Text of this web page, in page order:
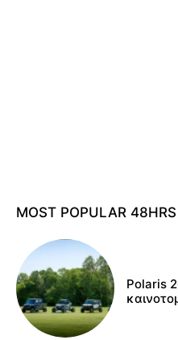
MOST POPULAR 48HRS
Polaris